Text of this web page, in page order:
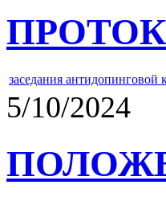
заседания
5/10/2024